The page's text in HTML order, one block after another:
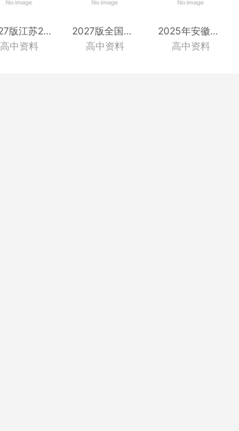
2027版江苏28套附赠资料
高中资料
2027版全国38套附赠资料
高中资料
2025年安徽高考
（化学）
高中资料